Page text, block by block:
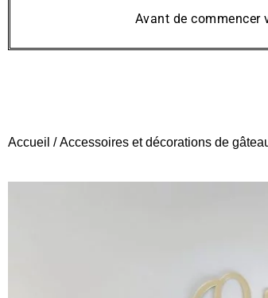
Avant de commencer
Accueil /Accessoires et décorations de